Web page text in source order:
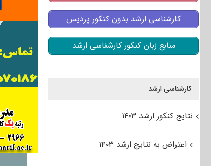
کارشناسی ارشد بدون کنکور پردیس
منابع زبان کنکور کارشناسی ارشد
کارشناسی ارشد
نتایج کنکور ارشد ۱۴۰۳
اعتراض به نتایج ارشد ۱۴۰۳